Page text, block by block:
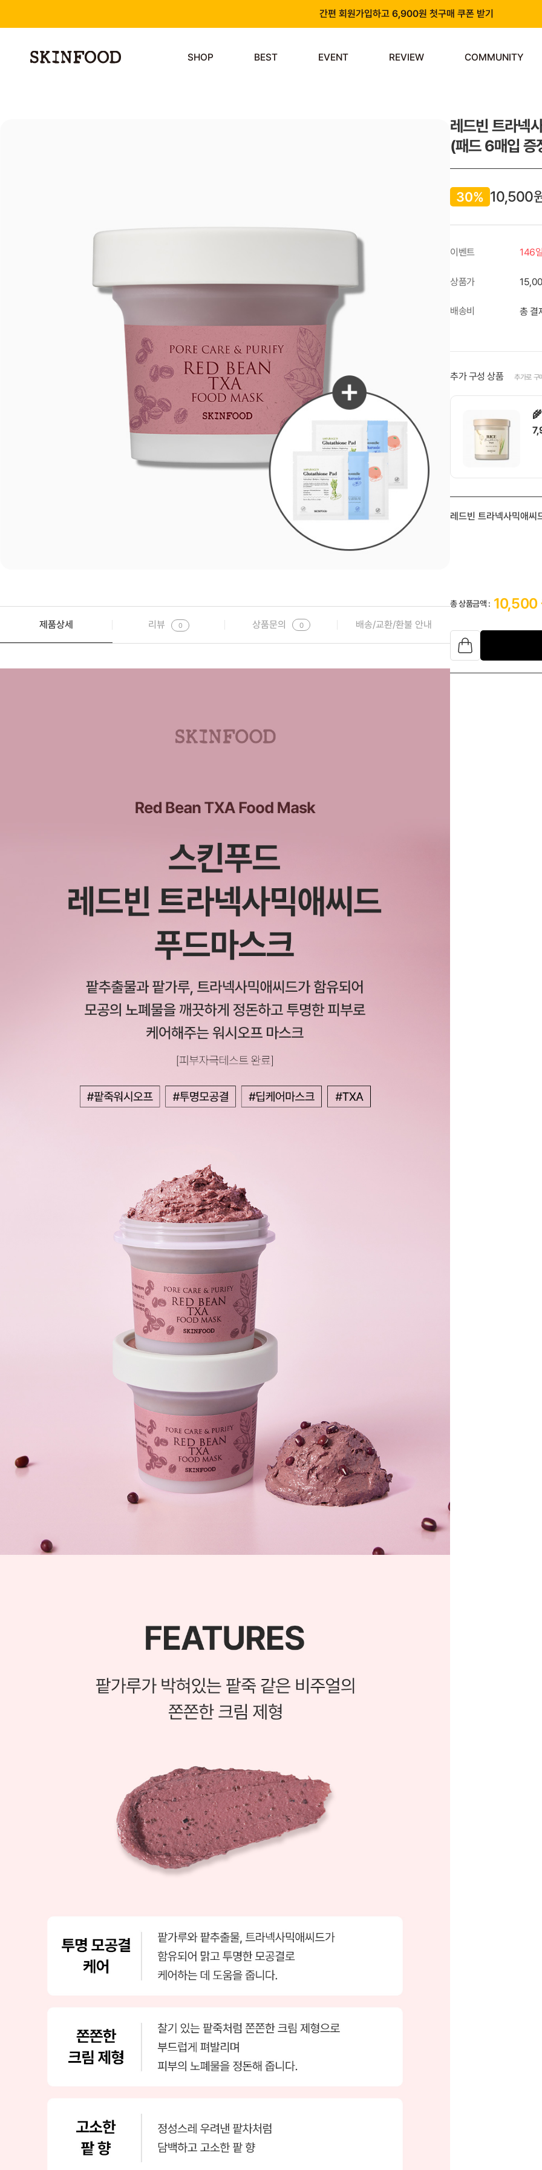
간편 회원가입하고 6,900원 첫구매 쿠폰 받기
SHOP BEST EVENT REVIEW COMMUNITY
제품상세 리뷰 0 상품문의 0 배송/교환/환불 안내
레드빈 트라넥
(패드 6매입 증
30% 10,500
이벤트 146
상품가
배송비 총 결
추가 구성 상품 추가로 구
레드빈 트라넥사믹애씨
총 상품금액 : 10,500